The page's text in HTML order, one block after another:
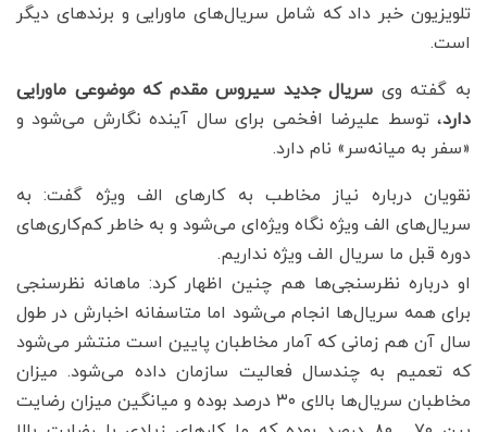
تلویزیون خبر داد که شامل سریال‌های ماورایی و برندهای دیگر
است.
به گفته وی سریال جدید سیروس مقدم که موضوعی ماورایی
دارد، توسط علیرضا افخمی برای سال آینده نگارش می‌شود و
«سفر به میانه‌سر» نام دارد.
نقویان درباره نیاز مخاطب به کارهای الف ویژه گفت: به
سریال‌های الف ویژه نگاه ویژه‌ای می‌شود و به خاطر کم‌کاری‌های
دوره قبل ما سریال الف ویژه نداریم.
او درباره نظرسنجی‌ها هم چنین اظهار کرد: ماهانه نظرسنجی
برای همه سریال‌ها انجام می‌شود اما متاسفانه اخبارش در طول
سال آن هم زمانی که آمار مخاطبان پایین است منتشر می‌شود
که تعمیم به چندسال فعالیت سازمان داده می‌شود. میزان
مخاطبان سریال‌ها بالای ۳۰ درصد بوده و میانگین میزان رضایت